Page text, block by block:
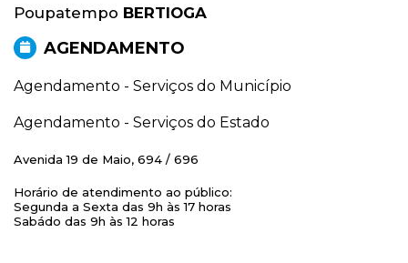
Poupatempo BERTIOGA
AGENDAMENTO
Agendamento - Serviços do Município
Agendamento - Serviços do Estado
Avenida 19 de Maio, 694 / 696
Horário de atendimento ao público:
Segunda a Sexta das 9h às 17 horas
Sabádo das 9h às 12 horas